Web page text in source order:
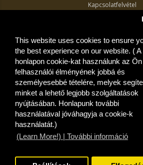
This website uses cookies to ensure
the best experience on our website. ( A
honlapon cookie-kat használunk az Ön
felhasználói élményének jobbá és
személyesebbé tételére, melyek
minket a lehető legjobb szolgáltatások
nyújtásában. Honlapunk további
használatával jóváhagyja a cookie-k
használatát.)
(Learn More!) | További információ
Kapcsolatfelvétel
Akciós ajánlatok
Fiók
Kívánságlista